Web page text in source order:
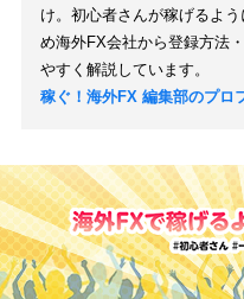
け。初心者さんが稼げるよ
め海外FX会社から登録方法
やすく解説しています。
稼ぐ！海外FX 編集部のプロ